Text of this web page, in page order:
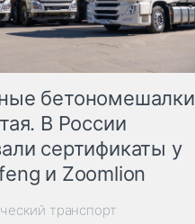
бетономешалки
В России
сертификаты у
и Zoomlion
транспорт